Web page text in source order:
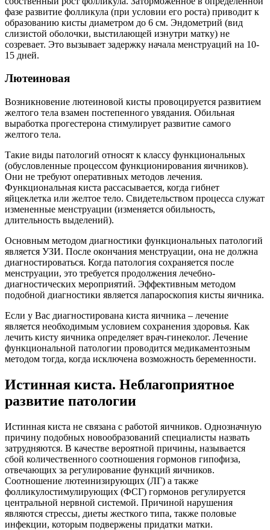
фазе развитие фолликула (при условии его роста) приводит к
образованию кисты диаметром до 6 см. Эндометрий (вид
слизистой оболочки, выстилающей изнутри матку) не
созревает. Это вызывает задержку начала менструаций на 10-
15 дней.
Лютеиновая
Возникновение лютеиновой кисты провоцируется развитием
желтого тела взамен постепенного увядания. Обильная
выработка прогестерона стимулирует развитие самого
желтого тела.
Такие виды патологий относят к классу функциональных
(обусловленные процессом функционирования яичников).
Они не требуют оперативных методов лечения.
Функциональная киста рассасывается, когда гибнет
яйцеклетка или желтое тело. Свидетельством процесса служат
измененные менструации (изменяется обильность,
длительность выделений).
Основным методом диагностики функциональных патологий
является УЗИ. После окончания менструации, она не должна
диагностироваться. Когда патология сохраняется после
менструации, это требуется продолжения лечебно-
диагностических мероприятий. Эффективным методом
подобной диагностики является лапароскопия кисты яичника.
Если у Вас диагностирована киста яичника – лечение
является необходимым условием сохранения здоровья. Как
лечить кисту яичника определяет врач-гинеколог. Лечение
функциональной патологии проводится медикаментозным
методом тогда, когда исключена возможность беременности.
Истинная киста. Неблагоприятное
развитие патологии
Истинная киста не связана с работой яичников. Однозначную
причину подобных новообразований специалисты назвать
затрудняются. В качестве вероятной причины, называется
сбой количественного соотношения гормонов гипофиза,
отвечающих за регулирование функций яичников.
Соотношение лютеинизирующих (ЛГ) а также
фолликулостимулирующих (ФСГ) гормонов регулируется
центральной нервной системой. Причиной нарушения
являются стрессы, диеты жесткого типа, также половые
инфекции, которым подвержены придатки матки.